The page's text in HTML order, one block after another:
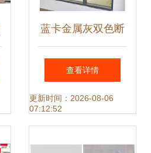
蓝卡金属灰双色断
桥铝系统门窗 贵阳
阳台封装的卓越之
查看详情
更新时间：2026-08-06
07:12:52